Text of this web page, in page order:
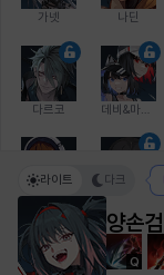
가넷 나딘
다르코
레온
양손검
Q
라이트 다크